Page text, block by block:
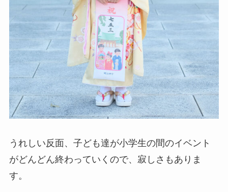
うれしい反面、子ども達が小学生の間のイベント
がどんどん終わっていくので、寂しさもありま
す。